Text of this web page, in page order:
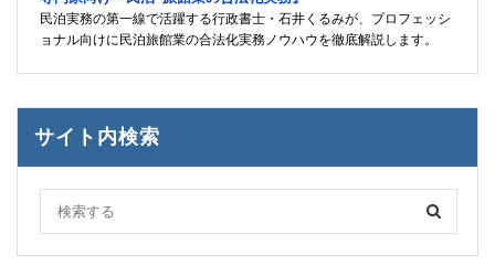
民泊実務の第一線で活躍する行政書士・石井くるみが、プロフェッシ
ョナル向けに民泊旅館業の合法化実務ノウハウを徹底解説します。
サイト内検索